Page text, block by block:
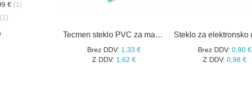
Tecmen steklo PVC za masko LV100 zunanje 111X95
Brez DDV: 1,33 €
Z DDV: 1,62 €
Brez DDV: 0,80 €
Z DDV: 0,98 €
€ (1)
(1)